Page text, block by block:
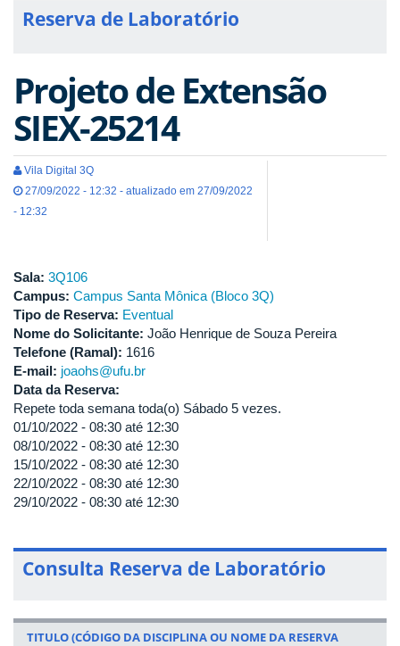
Reserva de Laboratório
Projeto de Extensão
SIEX-25214
Vila Digital 3Q
27/09/2022 - 12:32 - atualizado em 27/09/2022
- 12:32
Sala: 3Q106
Campus: Campus Santa Mônica (Bloco 3Q)
Tipo de Reserva: Eventual
Nome do Solicitante: João Henrique de Souza Pereira
Telefone (Ramal): 1616
E-mail: joaohs@ufu.br
Data da Reserva:
Repete toda semana toda(o) Sábado 5 vezes.
01/10/2022 - 08:30 até 12:30
08/10/2022 - 08:30 até 12:30
15/10/2022 - 08:30 até 12:30
22/10/2022 - 08:30 até 12:30
29/10/2022 - 08:30 até 12:30
Consulta Reserva de Laboratório
TITULO (CÓDIGO DA DISCIPLINA OU NOME DA RESERVA